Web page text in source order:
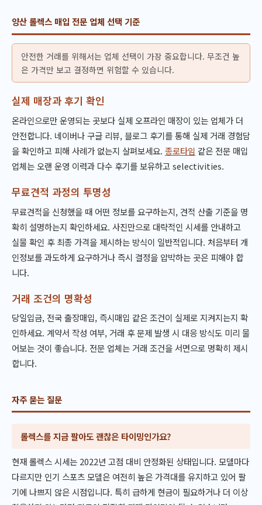
양산 롤렉스 매입 전문 업체 선택 기준
안전한 거래를 위해서는 업체 선택이 가장 중요합니다. 무조건 높
은 가격만 보고 결정하면 위험할 수 있습니다.
실제 매장과 후기 확인
온라인으로만 운영되는 곳보다 실제 오프라인 매장이 있는 업체가 더
안전합니다. 네이버나 구글 리뷰, 블로그 후기를 통해 실제 거래 경험담
을 확인하고 피해 사례가 없는지 살펴보세요. 종로타임 같은 전문 매입
업체는 오랜 운영 이력과 다수 후기를 보유하고 selectivities.
무료견적 과정의 투명성
무료견적을 신청했을 때 어떤 정보를 요구하는지, 견적 산출 기준을 명
확히 설명하는지 확인하세요. 사진만으로 대략적인 시세를 안내하고
실물 확인 후 최종 가격을 제시하는 방식이 일반적입니다. 처음부터 개
인정보를 과도하게 요구하거나 즉시 결정을 압박하는 곳은 피해야 합
니다.
거래 조건의 명확성
당일입금, 전국 출장매입, 즉시매입 같은 조건이 실제로 지켜지는지 확
인하세요. 계약서 작성 여부, 거래 후 문제 발생 시 대응 방식도 미리 물
어보는 것이 좋습니다. 전문 업체는 거래 조건을 서면으로 명확히 제시
합니다.
자주 묻는 질문
롤렉스를 지금 팔아도 괜찮은 타이밍인가요?
현재 롤렉스 시세는 2022년 고점 대비 안정화된 상태입니다. 모델마다
다르지만 인기 스포츠 모델은 여전히 높은 가격대를 유지하고 있어 팔
기에 나쁘지 않은 시점입니다. 특히 급하게 현금이 필요하거나 더 이상